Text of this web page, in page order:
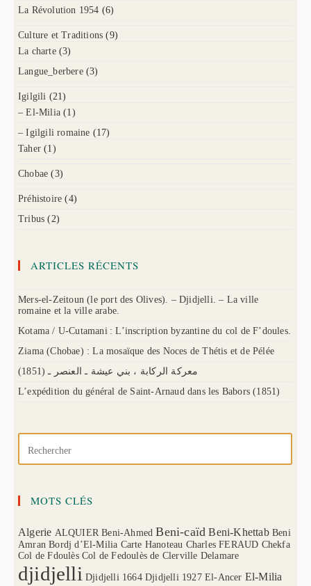
La Révolution 1954 (6)
Culture et Traditions (9)
La charte (3)
Langue_berbere (3)
Igilgili (21)
– El-Milia (1)
– Igilgili romaine (17)
Taher (1)
Chobae (3)
Préhistoire (4)
Tribus (2)
ARTICLES RÉCENTS
Mers-el-Zeitoun (le port des Olives). – Djidjelli. – La ville
romaine et la ville arabe.
Kotama / U-Cutamani : L’inscription byzantine du col de F’doules.
Ziama (Chobae) : La mosaïque des Noces de Thétis et de Pélée
(1851) معركة الركابة ، بني عيشة ـ العنصر ـ
L’expédition du général de Saint-Arnaud dans les Babors (1851)
MOTS CLÉS
Algerie ALQUIER Beni-Ahmed Beni-caïd Beni-Khettab Beni
Amran Bordj d’El-Milia Carte Hanoteau Charles FERAUD Chekfa
Col de Fdoulès Col de Fedoulès de Clerville Delamare
djidjelli Djidjelli 1664 Djidjelli 1927 El-Ancer El-Milia